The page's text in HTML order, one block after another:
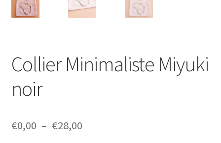
Collier Minimaliste Miyuki
noir
€0,00 – €28,00Plage